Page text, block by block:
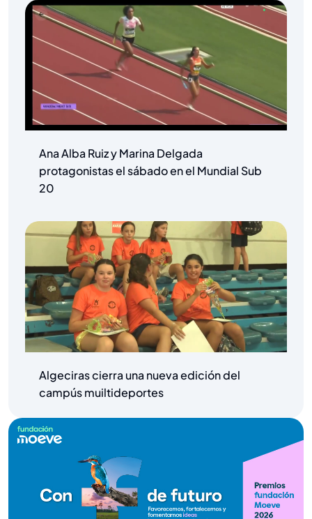
Ana Alba Ruiz y Marina Delgada
protagonistas el sábado en el Mundial Sub
20
Algeciras cierra una nueva edición del
campús muiltideportes